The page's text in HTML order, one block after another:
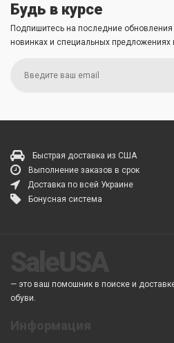
Будь в курсе
Подпишитесь на последние обновления
новинках и специальных предложениях
Быстрая доставка из США
Выполнение заказов в срок
Доставка по всей Украине
Бонусная система
— это ваш помошник в поиске и
обуви.